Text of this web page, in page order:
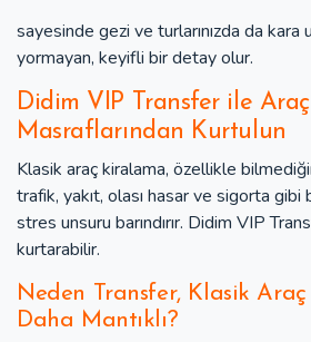
sayesinde gezi ve turlarınızda da kara
yormayan, keyifli bir detay olur.
Didim VIP Transfer ile
Masraflarından Kurtulun
Klasik araç kiralama, özellikle
trafik, yakıt, olası hasar ve sigorta
stres unsuru barındırır. Didim VIP
kurtarabilir.
Neden Transfer, Klasik
Daha Mantıklı?